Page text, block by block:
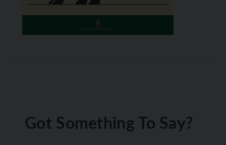
Got Something To Say?